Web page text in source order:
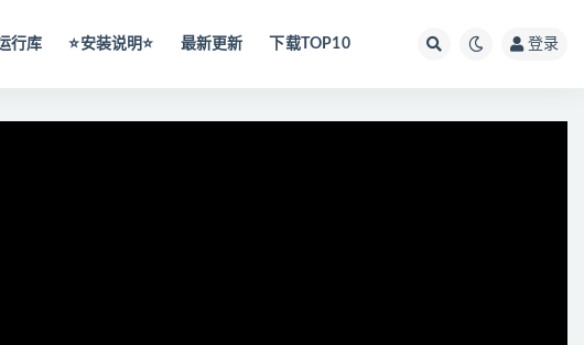
行库 ⭐️安装说明⭐️ 最新更新 下载TOP10 登录